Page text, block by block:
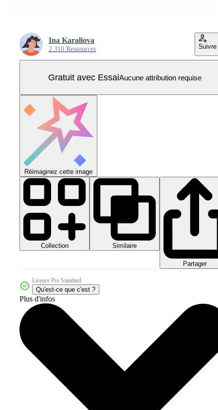
Ina Karaliova
2 310 Ressources Suivre
Gratuit avec EssaiAucune attribution requise
Réimaginez cette image
Collection Similaire
Partager
Licence Pro Standard
Qu'est-ce que c'est ?
Plus d'infos